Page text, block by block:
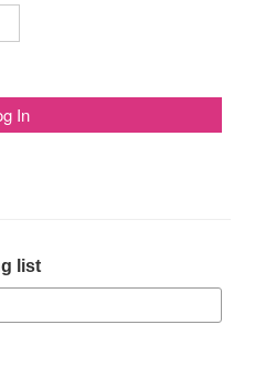
list